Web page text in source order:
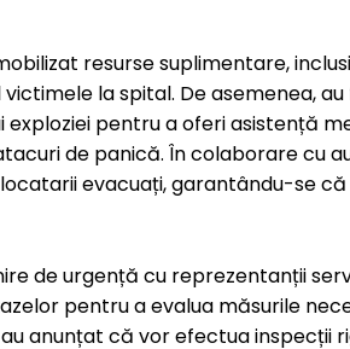
resurse suplimentare,
la spital. De asemenea,
pentru a oferi asistență
de panică. În colaborare cu
evacuați, garantându-se
de urgență cu reprezentanții
pentru a evalua măsurile
anunțat că vor efectua inspecții